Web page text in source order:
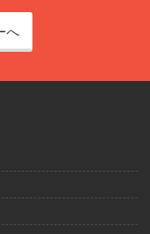
へ